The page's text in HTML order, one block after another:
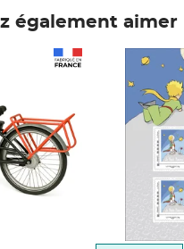
également aimer
Prix 7,50€